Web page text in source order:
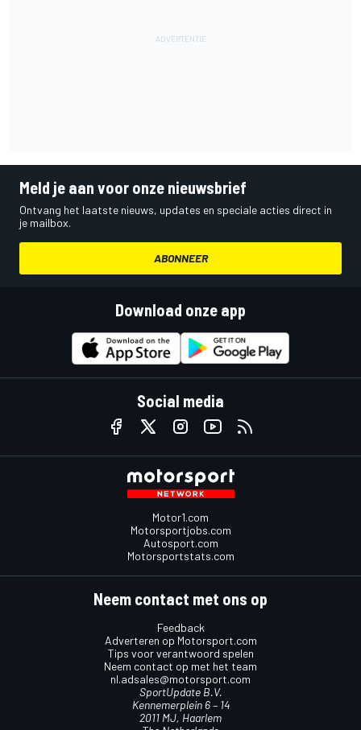
Meld je aan voor onze nieuwsbrief
Ontvang het laatste nieuws, updates en speciale acties direct in
je mailbox.
ABONNEER
Download onze app
Social media
Motor1.com
Motorsportjobs.com
Autosport.com
Motorsportstats.com
Neem contact met ons op
Feedback
Adverteren op Motorsport.com
Tips voor verantwoord spelen
Neem contact op met het team
nl.adsales@motorsport.com
SportUpdate B.V.
Kennemerplein 6 – 14
2011 MJ, Haarlem